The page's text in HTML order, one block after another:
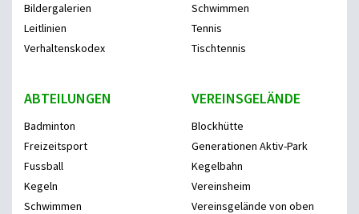
Bildergalerien
Leitlinien
Verhaltenskodex
Schwimmen
Tennis
Tischtennis
ABTEILUNGEN
Badminton
Freizeitsport
Fussball
Kegeln
Schwimmen
VEREINSGELÄNDE
Blockhütte
Generationen Aktiv-Park
Kegelbahn
Vereinsheim
Vereinsgelände von oben